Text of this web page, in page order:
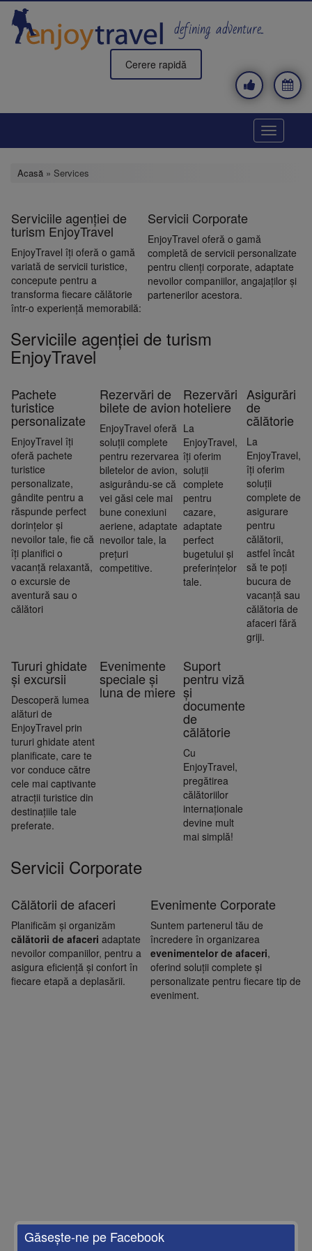
Mergi
conţinutul
principal
defining adventure..
Cerere rapidă
Toggle
Acasă » Services
Serviciile agenției de
turism EnjoyTravel
EnjoyTravel îți oferă o gamă
variată de servicii turistice,
concepute pentru a
transforma fiecare călătorie
într-o experiență memorabilă:
Servicii Corporate
EnjoyTravel oferă o gamă
completă de servicii personalizate
pentru clienți corporate, adaptate
nevoilor companiilor, angajaților și
partenerilor acestora.
Serviciile agenției de turism
EnjoyTravel
Pachete
turistice
personalizate
EnjoyTravel îți
oferă pachete
turistice
personalizate,
gândite pentru a
răspunde perfect
dorințelor și
nevoilor tale, fie că
îți planifici o
vacanță relaxantă,
o excursie de
aventură sau o
călători
Rezervări de
bilete de avion
EnjoyTravel oferă
soluții complete
pentru rezervarea
biletelor de avion,
asigurându-se că
vei găsi cele mai
bune conexiuni
aeriene, adaptate
nevoilor tale, la
prețuri
competitive.
Rezervări
hoteliere
La
EnjoyTravel,
îți oferim
soluții
complete
pentru
cazare,
adaptate
perfect
bugetului și
preferințelor
tale.
Asigurări
de
călătorie
La
EnjoyTravel,
îți oferim
soluții
complete de
asigurare
pentru
călătorii,
astfel încât
să te poți
bucura de
vacanță sau
călătoria de
afaceri fără
griji.
Tururi ghidate
și excursii
Descoperă lumea
alături de
EnjoyTravel prin
tururi ghidate atent
planificate, care te
vor conduce către
cele mai captivante
atracții turistice din
destinațiile tale
preferate.
Evenimente
speciale și
luna de miere
Suport
pentru viză
și
documente
de
călătorie
Cu
EnjoyTravel,
pregătirea
călătoriilor
internaționale
devine mult
mai simplă!
Servicii Corporate
Călătorii de afaceri
Planificăm și organizăm
călătorii de afaceri adaptate
nevoilor companiilor, pentru a
asigura eficiență și confort în
fiecare etapă a deplasării.
Evenimente Corporate
Suntem partenerul tău de
încredere în organizarea
evenimentelor de afaceri,
oferind soluții complete și
personalizate pentru fiecare tip de
eveniment.
Găseşte-ne pe Facebook